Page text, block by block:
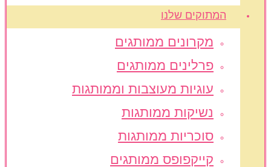
המתוקים שלנו
מקרונים ממותגים
פרלינים ממותגים
עוגיות מעוצבות וממותגות
נשיקות ממותגות
סוכריות ממותגות
קייקפופס ממותגים